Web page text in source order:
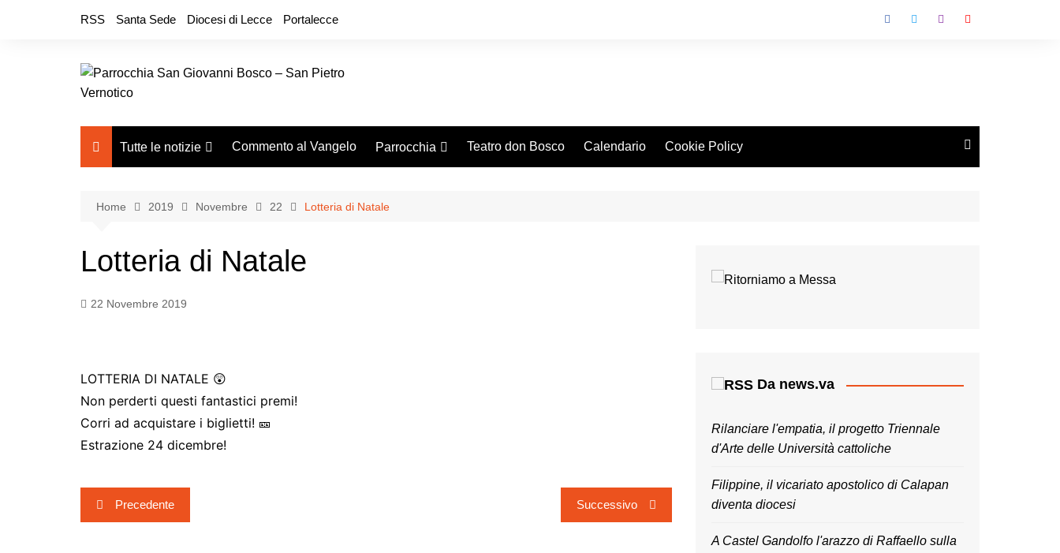
RSS Santa Sede Diocesi di Lecce Portalecce
Tutte le notizie
Bacheca Avvisi
Commento al Vangelo Parrocchia
I sacerdoti
Teatro don Bosco Calendario Cookie Policy
Home 2019 Novembre 22 Lotteria di Natale
Lotteria di Natale
22 Novembre 2019
LOTTERIA DI NATALE 😲
Non perderti questi fantastici premi!
Corri ad acquistare i biglietti! 🎫
Estrazione 24 dicembre!
Navigazione
articoli
Precedente Successivo
Da news.va
Rilanciare l'empatia, il progetto Triennale
d'Arte delle Università cattoliche
Filippine, il vicariato apostolico di Calapan
diventa diocesi
A Castel Gandolfo l'arazzo di Raffaello sulla